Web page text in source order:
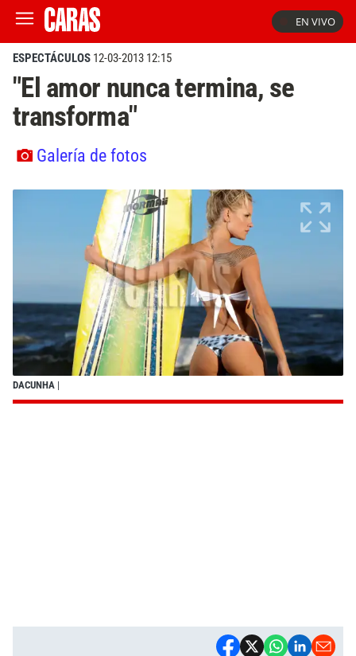
EN VIVO
ESPECTÁCULOS 12-03-2013 12:15
"El amor nunca termina, se
transforma"
Galería de fotos
DACUNHA |